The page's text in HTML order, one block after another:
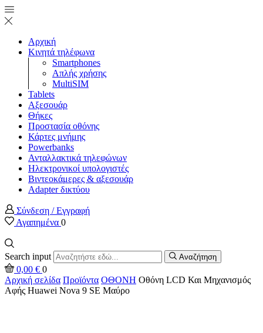
Αρχική
Κινητά τηλέφωνα
Smartphones
Απλής χρήσης
MultiSIM
Tablets
Αξεσουάρ
Θήκες
Προστασία οθόνης
Κάρτες μνήμης
Powerbanks
Ανταλλακτικά τηλεφώνων
Ηλεκτρονικοί υπολογιστές
Βιντεοκάμερες & αξεσουάρ
Adapter δικτύου
Σύνδεση / Εγγραφή
Αγαπημένα 0
Search input Αναζήτηση
0,00 € 0
Αρχική σελίδα Προϊόντα ΟΘΟΝΗ Οθόνη LCD Και Μηχανισμός
Αφής Huawei Nova 9 SE Μαύρο